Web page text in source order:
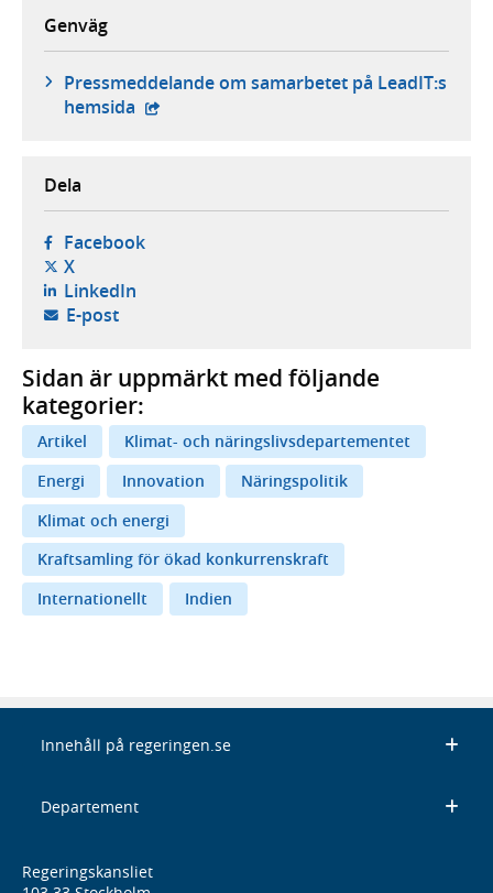
Genväg
Pressmeddelande om samarbetet på LeadIT:s
hemsida - extern webbplats,
Dela
Facebook- öppnas i ny flik, extern webbplats,
X- öppnas i ny flik, extern webbplats,
LinkedIn- öppnas i ny flik, extern webbplats,
E-post- öppnar din e-postklient,
Sidan är uppmärkt med följande
kategorier:
Artikel
Klimat- och näringslivsdepartementet
Energi
Innovation
Näringspolitik
Klimat och energi
Kraftsamling för ökad konkurrenskraft
Internationellt
Indien
Innehåll på regeringen.se
Departement
Regeringskansliet